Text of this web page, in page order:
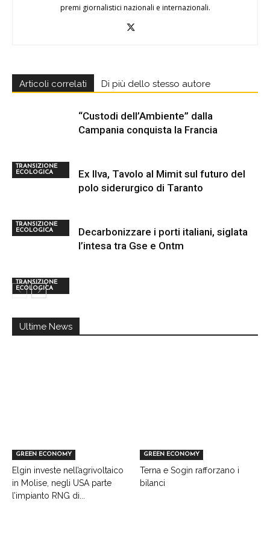
premi giornalistici nazionali e internazionali.
Articoli correlati Di più dello stesso autore
TRANSIZIONE
ECOLOGICA
“Custodi dell’Ambiente” dalla
Campania conquista la Francia
TRANSIZIONE
ECOLOGICA
Ex Ilva, Tavolo al Mimit sul futuro del
polo siderurgico di Taranto
TRANSIZIONE
ECOLOGICA
Decarbonizzare i porti italiani, siglata
l’intesa tra Gse e Ontm
Ultime News
GREEN ECONOMY
Elgin investe nell’agrivoltaico
in Molise, negli USA parte
l’impianto RNG di...
GREEN ECONOMY
Terna e Sogin rafforzano i
bilanci